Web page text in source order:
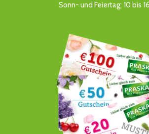
Sonn- und Feiertag: 10 bis